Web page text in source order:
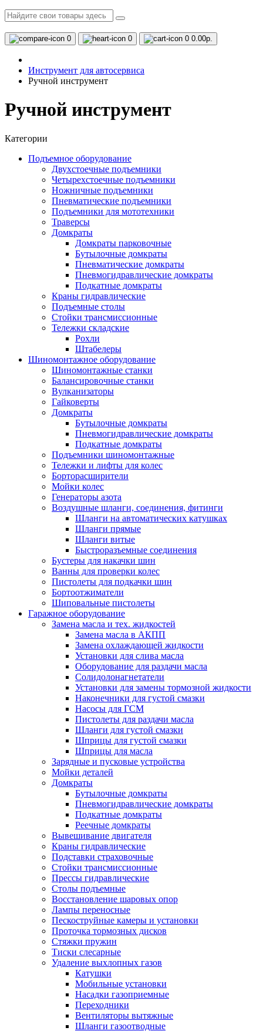
0 0 0 0.00р.
Инструмент для автосервиса
Ручной инструмент
Ручной инструмент
Категории
Подъемное оборудование
Двухстоечные подъемники
Четырехстоечные подъемники
Ножничные подъемники
Пневматические подъемники
Подъемники для мототехники
Траверсы
Домкраты
Домкраты парковочные
Бутылочные домкраты
Пневматические домкраты
Пневмогидравлические домкраты
Подкатные домкраты
Краны гидравлические
Подъемные столы
Стойки трансмиссионные
Тележки складские
Рохли
Штабелеры
Шиномонтажное оборудование
Шиномонтажные станки
Балансировочные станки
Вулканизаторы
Гайковерты
Домкраты
Бутылочные домкраты
Пневмогидравлические домкраты
Подкатные домкраты
Подъемники шиномонтажные
Тележки и лифты для колес
Борторасширители
Мойки колес
Генераторы азота
Воздушные шланги, соединения, фитинги
Шланги на автоматических катушках
Шланги прямые
Шланги витые
Быстроразъемные соединения
Бустеры для накачки шин
Ванны для проверки колес
Пистолеты для подкачки шин
Бортоотжиматели
Шиповальные пистолеты
Гаражное оборудование
Замена масла и тех. жидкостей
Замена масла в АКПП
Замена охлаждающей жидкости
Установки для слива масла
Оборудование для раздачи масла
Солидолонагнетатели
Установки для замены тормозной жидкости
Наконечники для густой смазки
Насосы для ГСМ
Пистолеты для раздачи масла
Шланги для густой смазки
Шприцы для густой смазки
Шприцы для масла
Зарядные и пусковые устройства
Мойки деталей
Домкраты
Бутылочные домкраты
Пневмогидравлические домкраты
Подкатные домкраты
Реечные домкраты
Вывешивание двигателя
Краны гидравлические
Подставки страховочные
Стойки трансмиссионные
Прессы гидравлические
Столы подъемные
Восстановление шаровых опор
Лампы переносные
Пескоструйные камеры и установки
Проточка тормозных дисков
Стяжки пружин
Тиски слесарные
Удаление выхлопных газов
Катушки
Мобильные установки
Насадки газоприемные
Переходники
Вентиляторы вытяжные
Шланги газоотводные